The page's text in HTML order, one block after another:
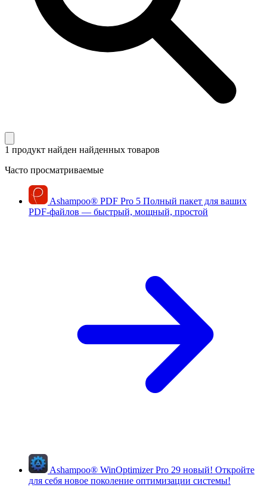
1 продукт найден найденных товаров
Часто просматриваемые
Ashampoo® PDF Pro 5 Полный пакет для ваших
PDF-файлов — быстрый, мощный, простой
Ashampoo® WinOptimizer Pro 29 новый! Откройте
для себя новое поколение оптимизации системы!